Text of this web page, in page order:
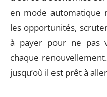
en mode automatique
les opportunités,
à payer pour ne pas
chaque
jusqu’où il est prêt à